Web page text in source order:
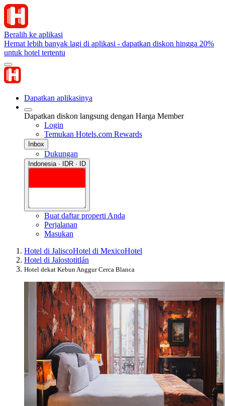
Beralih ke aplikasi
Hemat lebih banyak lagi di aplikasi - dapatkan diskon hingga 20%
untuk hotel tertentu
Dapatkan aplikasinya
Dapatkan diskon langsung dengan Harga Member
Login
Temukan Hotels.com Rewards
Inbox
Dukungan
Indonesia · IDR · ID
Buat daftar properti Anda
Perjalanan
Masukan
Hotel di JaliscoHotel di MexicoHotel
Hotel di Jalostotitlán
Hotel dekat Kebun Anggur Cerca Blanca